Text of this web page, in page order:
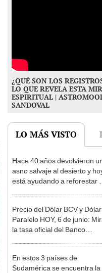
¿QUÉ SON LOS
LO QUE REVELA ESTA
ESPIRITUAL |
SANDOVAL
LO MÁS VISTO
Hace 40 años devolvieron
asno salvaje al desierto y
está ayudando a reforestar el
Precio del Dólar BCV y Dólar
Paralelo HOY, 6 de junio:
la tasa oficial del Banco
En estos 3 países de
Sudamérica se encuentra la